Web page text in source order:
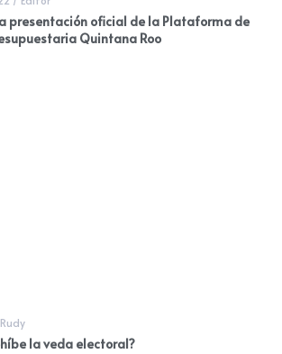
la presentación oficial de la Plataforma de
Quintana Roo
Rudy
la veda electoral?